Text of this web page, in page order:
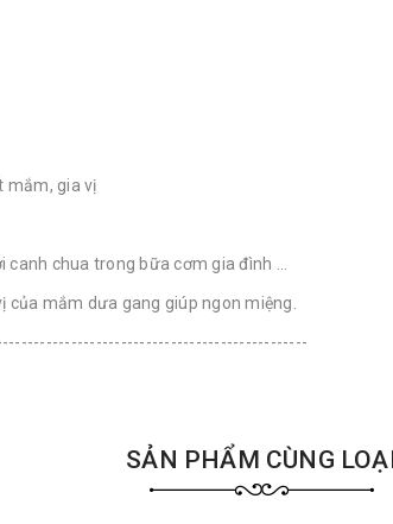
mắm, gia vị
chua trong bữa cơm gia đình ...
mắm dưa gang giúp ngon miệng.
SẢN PHẨM CÙNG